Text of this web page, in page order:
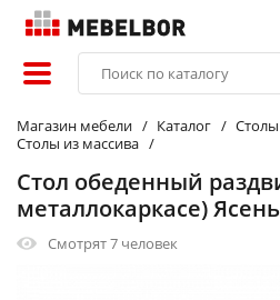
Магазин мебели Каталог
Столы
Столы из массива
Стол обеденный
металлокаркасе)
Смотрят7 человек